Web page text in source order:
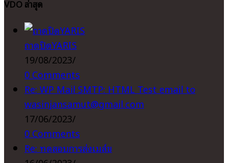
VDO ล่าสุด
ถาดปิดYARIS
19/08/2023/
0 Comments
Re: WP Mail SMTP: HTML Test email to
wasinjansamut@gmail.com
17/06/2023/
0 Comments
Re: ทดสอบการส่งเมล์ข